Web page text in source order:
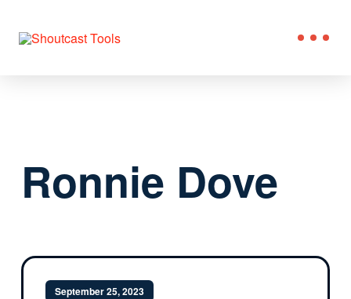
Ronnie Dove
September 25, 2023